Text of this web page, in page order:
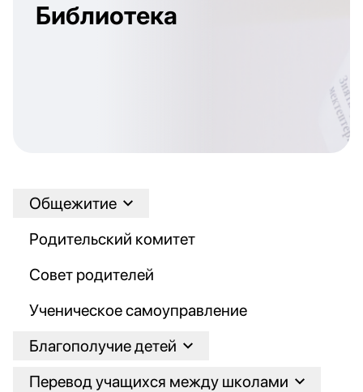
Библиотека
Общежитие
Родительский комитет
Совет родителей
Ученическое самоуправление
Благополучие детей
Перевод учащихся между школами